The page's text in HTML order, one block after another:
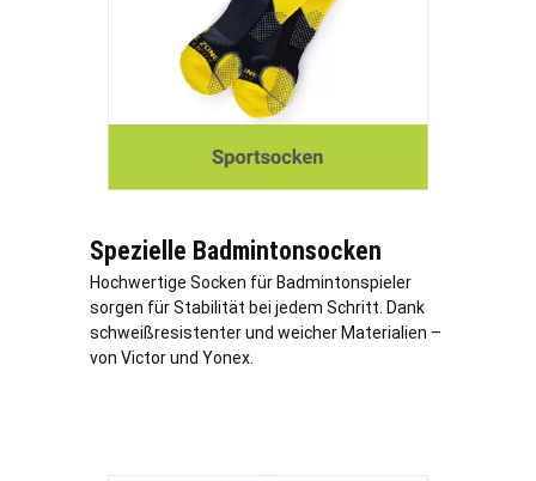
Spezielle Badmintonsocken
Hochwertige Socken für Badmintonspieler
sorgen für Stabilität bei jedem Schritt. Dank
schweißresistenter und weicher Materialien –
von Victor und Yonex.